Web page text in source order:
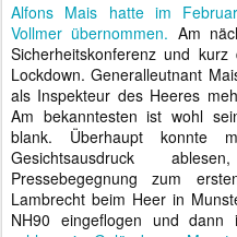
Alfons Mais hatte im
Vollmer übernommen. Am
Sicherheitskonferenz und
Lockdown. Generalleutnant
als Inspekteur des Heeres
Am bekanntesten ist wohl
blank. Überhaupt konnte
Gesichtsausdruck
Pressebegegnung zum
Lambrecht beim Heer in
NH90 eingeflogen und dann